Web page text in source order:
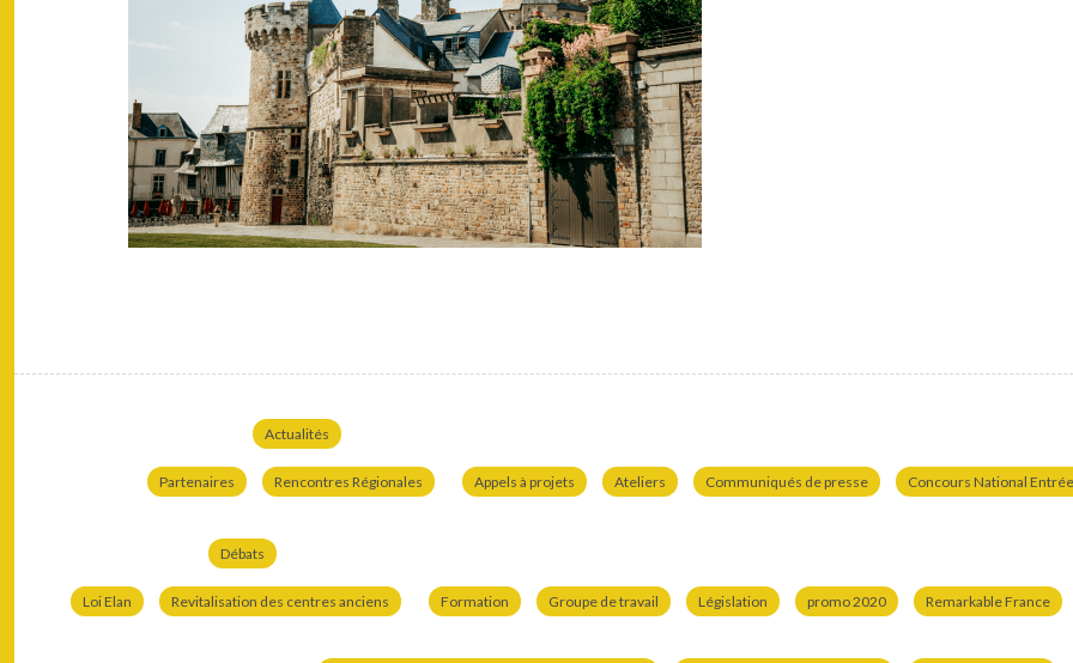
Actualités
Partenaires Rencontres Régionales Appels à projets Ateliers Communiqués de presse Concours National
Débats
Loi Elan Revitalisation des centres anciens Formation Groupe de travail Législation promo 2020 Remarkable France